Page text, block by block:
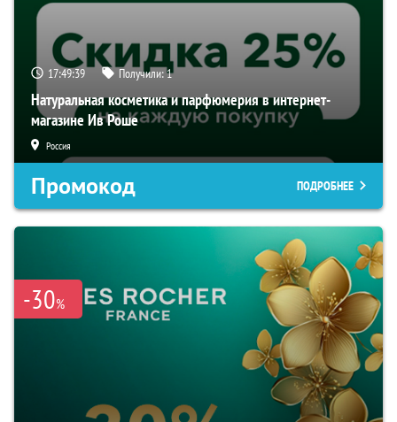
17:49:38 Получили:1
Натуральная косметика и парфюмерия в интернет-
магазине Ив Роше
Россия
Промокод ПОДРОБНЕЕ
-30%